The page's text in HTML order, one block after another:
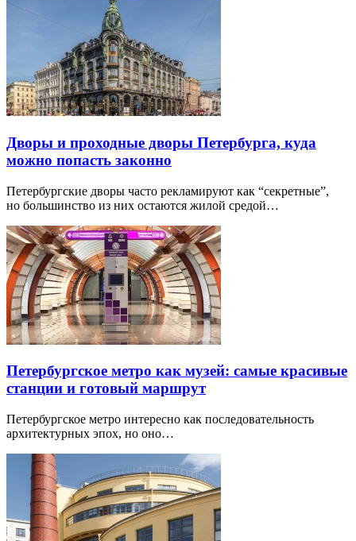
Дворы и проходные дворы Петербурга, куда
можно попасть законно
Петербургские дворы часто рекламируют как “секретные”,
но большинство из них остаются жилой средой…
Петербургское метро как музей: самые красивые
станции и готовый маршрут
Петербургское метро интересно как последовательность
архитектурных эпох, но оно…